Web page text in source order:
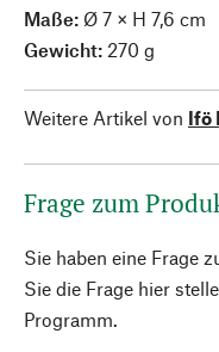
Maße: Ø 7 × H 7,6 cm
Gewicht: 270 g
Weitere Artikel von Ifö
Frage zum
Sie haben eine Frage
Sie die Frage hier
Programm.